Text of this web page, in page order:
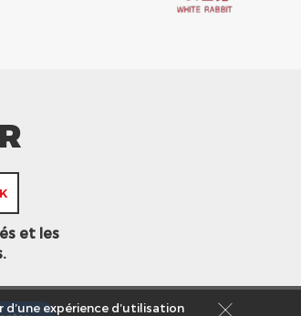
et les
expérience d’utilisation